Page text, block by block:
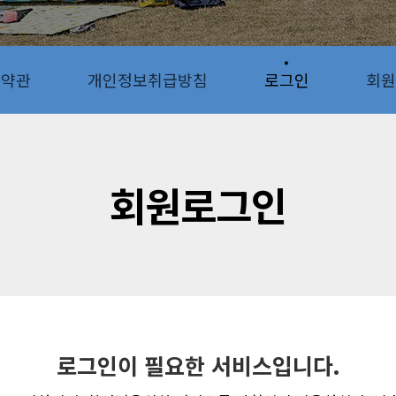
관 개인정보취급방침 로그인 회
회원로그인
로그인이 필요한 서비스입니다.